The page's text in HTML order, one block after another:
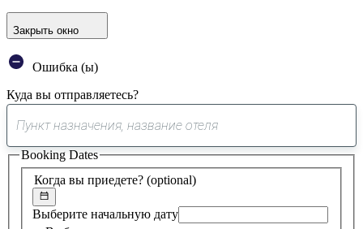
Закрыть окно
Ошибка (ы)
Куда вы отправляетесь?
0
предложение
найдено
Когда вы приедете? (optional)
Выберите начальную дату
Booking Dates